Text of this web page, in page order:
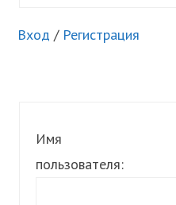
Вход / Регистрация
Имя
пользователя: